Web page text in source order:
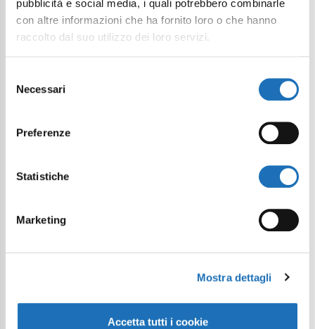
pubblicità e social media, i quali potrebbero combinarle
con altre informazioni che ha fornito loro o che hanno
raccolto dal suo utilizzo dei loro servizi.
delNecessari
Preferenze
Statistiche
Marketing
Mostra dettagli
Accetta tutti i cookie